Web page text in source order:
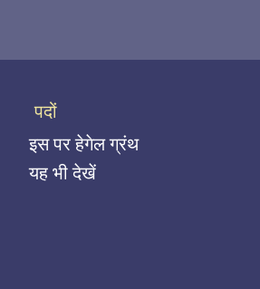
पदों
इस पर हेगेल ग्रंथ
यह भी देखें